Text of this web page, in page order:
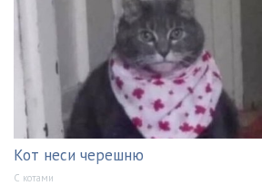
Кот неси черешню
С котами